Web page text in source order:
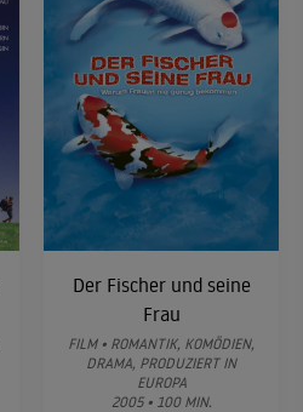
Der Fischer und seine
Frau
FILM • ROMANTIK, KOMÖDIEN,
DRAMA, PRODUZIERT IN
EUROPA
2005 • 100 MIN.